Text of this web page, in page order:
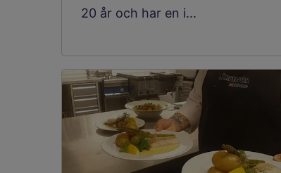
20 år och har en i...